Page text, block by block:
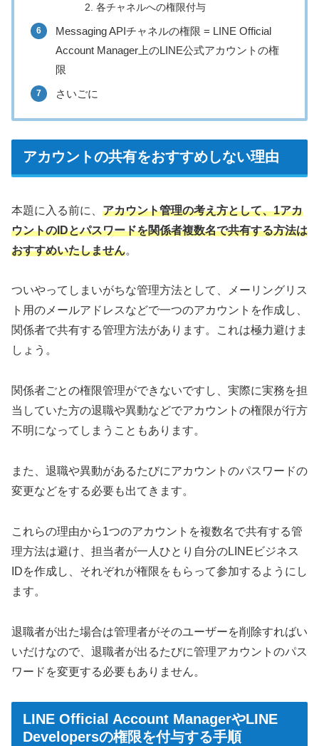
各チャネルへの権限付与
Messaging APIチャネルの権限 = LINE Official
Account Manager上のLINE公式アカウントの権
限
さいごに
アカウントの共有をおすすめしない理由
本題に入る前に、 アカウント管理の考え方として、1アカ
ウントのIDとパスワードを関係者複数名で共有する方法は
おすすめいたしません。
ついやってしまいがちな管理方法として、メーリングリス
ト用のメールアドレスなどで一つのアカウントを作成し、
関係者で共有する管理方法があります。これは極力避けま
しょう。
関係者ごとの権限管理ができないですし、実際に実務を担
当していた方の退職や異動などでアカウントの権限が行方
不明になってしまうこともあります。
また、退職や異動があるたびにアカウントのパスワードの
変更などをする必要も出てきます。
これらの理由から1つのアカウントを複数名で共有する管
理方法は避け、担当者が一人ひとり自分のLINEビジネス
IDを作成し、それぞれが権限をもらって参加するようにし
ます。
退職者が出た場合は管理者がそのユーザーを削除すればい
いだけなので、退職者が出るたびに管理アカウントのパス
ワードを変更する必要もありません。
LINE Official Account ManagerやLINE
Developersの権限を付与する手順